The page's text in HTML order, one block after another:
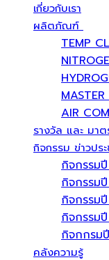
เกี่ยวกับเรา
ผลิตภัณฑ์
TEMP
MASTER
AIR
รางวัล และ มาต
กิจกรรม ข่าวป
กิจกรรม
กิจกรรม
กิจกรรม
กิจกรรม
กิจกกรม
คลังความรู้